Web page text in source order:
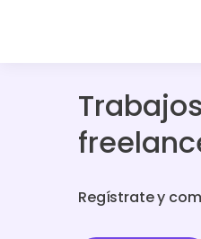
Regístrate y